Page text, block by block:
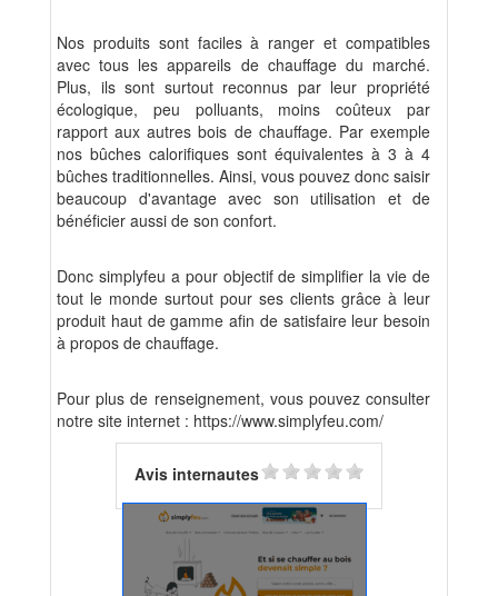
Nos produits sont faciles à ranger et compatibles
avec tous les appareils de chauffage du marché.
Plus, ils sont surtout reconnus par leur propriété
écologique, peu polluants, moins coûteux par
rapport aux autres bois de chauffage. Par exemple
nos bûches calorifiques sont équivalentes à 3 à 4
bûches traditionnelles. Ainsi, vous pouvez donc saisir
beaucoup d'avantage avec son utilisation et de
bénéficier aussi de son confort.
Donc simplyfeu a pour objectif de simplifier la vie de
tout le monde surtout pour ses clients grâce à leur
produit haut de gamme afin de satisfaire leur besoin
à propos de chauffage.
Pour plus de renseignement, vous pouvez consulter
notre site internet : https://www.simplyfeu.com/
Avis internautes